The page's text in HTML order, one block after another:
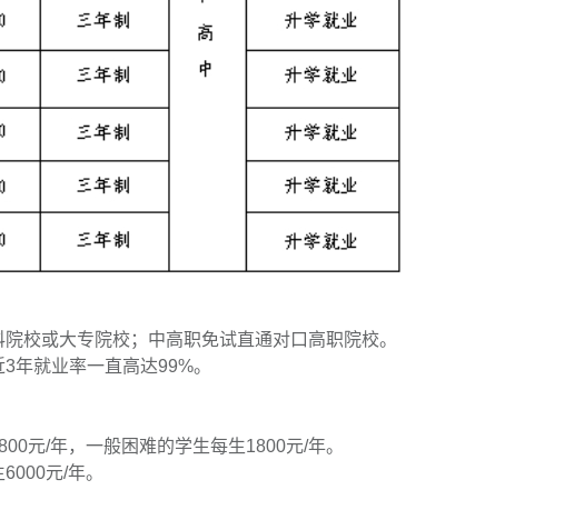
校或大专院校；中高职免试直通对口高职院校。
年就业率一直高达99%。
元/年，一般困难的学生每生1800元/年。
元/年。